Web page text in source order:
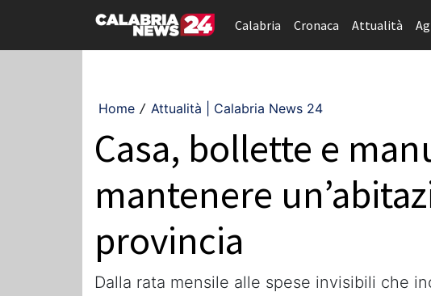
Calabria Cronaca Attualità
Home / Attualità | Calabria News 24
Casa, bollette e
mantenere
provincia
Dalla rata mensile alle spese invisibili che